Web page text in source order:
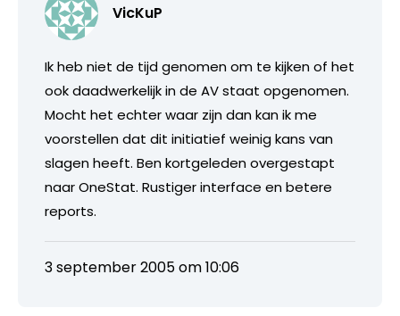
VicKuP
Ik heb niet de tijd genomen om te kijken of het
ook daadwerkelijk in de AV staat opgenomen.
Mocht het echter waar zijn dan kan ik me
voorstellen dat dit initiatief weinig kans van
slagen heeft. Ben kortgeleden overgestapt
naar OneStat. Rustiger interface en betere
reports.
3 september 2005 om 10:06